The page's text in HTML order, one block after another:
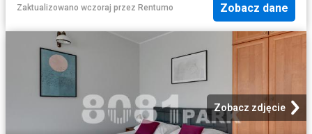
Zaktualizowano wczoraj przez Rentumo Zobacz dane
Zobacz zdjęcie